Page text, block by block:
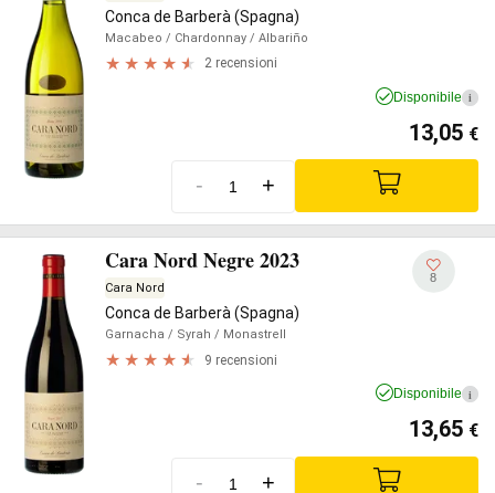
Conca de Barberà (Spagna)
Macabeo / Chardonnay / Albariño
2 recensioni
Disponibile i
13,05 €
- +
Cara Nord Negre 2023
Cara Nord
Conca de Barberà (Spagna)
Garnacha / Syrah / Monastrell
9 recensioni
8
Disponibile i
13,65 €
- +